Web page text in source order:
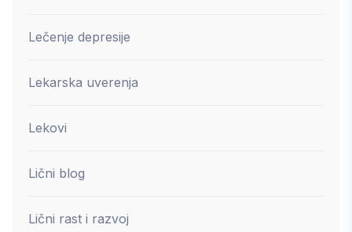
Lečenje depresije
Lekarska uverenja
Lekovi
Lični blog
Lični rast i razvoj